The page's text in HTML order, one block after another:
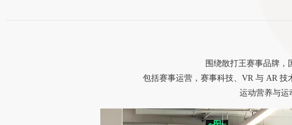
围绕散打王赛事品牌，
包括赛事运营，赛事科技、VR 与 AR
运动营养与运